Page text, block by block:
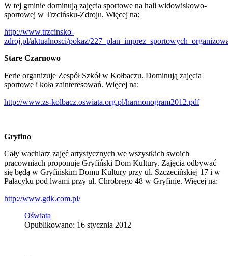
W tej gminie dominują zajęcia sportowe na hali widowiskowo-
sportowej w Trzcińsku-Zdroju. Więcej na:
http://www.trzcinsko-
zdroj.pl/aktualnosci/pokaz/
Stare Czarnowo
Ferie organizuje Zespół Szkół w Kołbaczu. Dominują zajęcia
sportowe i koła zainteresowań. Więcej na:
http://www.zs-kolbacz.oswiata.org.pl/harmonogram2012.pdf
Gryfino
Cały wachlarz zajęć artystycznych we wszystkich swoich
pracowniach proponuje Gryfiński Dom Kultury. Zajęcia odbywać
się będą w Gryfińskim Domu Kultury przy ul. Szczecińskiej 17 i w
Pałacyku pod lwami przy ul. Chrobrego 48 w Gryfinie. Więcej na:
http://www.gdk.com.pl/
Oświata
Opublikowano: 16 stycznia 2012